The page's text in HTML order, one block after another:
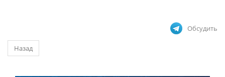
Обсудить
Назад